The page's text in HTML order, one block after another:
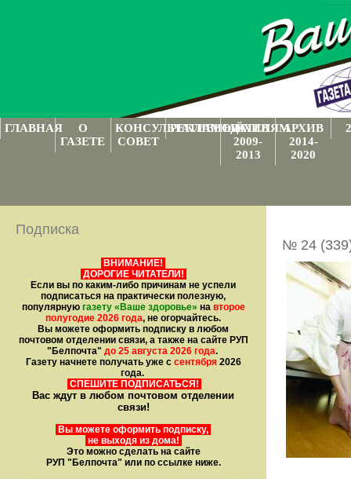
ГЛАВНАЯ
О
ГАЗЕТЕ
КОНСУЛЬТАТИВНЫЙ
СОВЕТ
РЕКЛАМОДАТЕЛЯМ
АРХИВ
2009-
2013
АРХИВ
2014-
2020
Подписка
ВНИМАНИЕ!
ДОРОГИЕ ЧИТАТЕЛИ!
Если вы по каким-либо причинам не успели
подписаться на практически полезную,
популярную газету «Ваше здоровье» на второе
полугодие 2026 года, не огорчайтесь.
Вы можете оформить подписку в любом
почтовом отделении связи, а также на сайте РУП
"Белпочта" до 25 августа 2026 года.
Газету начнете получать уже с сентября2026
года.
СПЕШИТЕ ПОДПИСАТЬСЯ!
Вас ждут в любом почтовом отделении
связи!
Вы можете оформить подписку,
не выходя из дома!
Это можно сделать на сайте
РУП "Белпочта" или по ссылке ниже.
№ 24